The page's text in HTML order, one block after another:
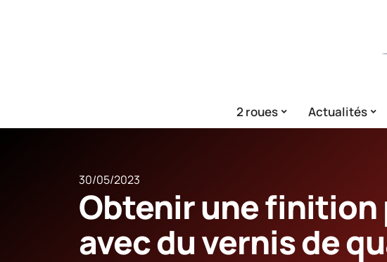
2 roues Actualités
30/05/2023
Obtenir une finition
avec du vernis de